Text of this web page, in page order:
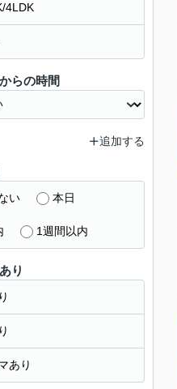
4LDK
らの時間
追加する
い 本日
1週間以内
り
あり